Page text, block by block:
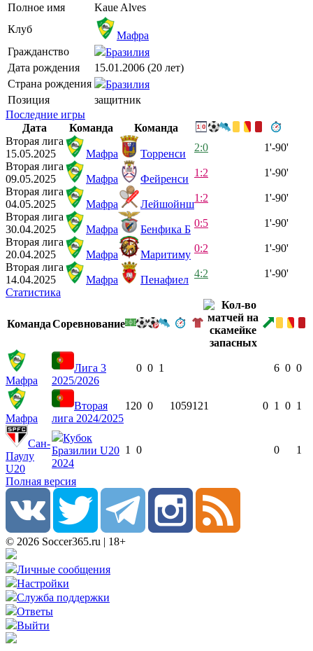
Полное имя
Kaue Alves
Клуб
Мафра
Гражданство
Бразилия
Дата рождения
15.01.2006 (20 лет)
Страна рождения
Бразилия
Позиция
защитник
Последние игры
Дата
Команда
Команда
Вторая лига
15.05.2025
Мафра Торренси
2:0
1'-90'
Вторая лига
09.05.2025
Мафра Фейренси
1:2
1'-90'
Вторая лига
04.05.2025
Мафра Лейшойнш
1:2
1'-90'
Вторая лига
30.04.2025
Мафра Бенфика Б
0:5
1'-90'
Вторая лига
20.04.2025
Мафра Маритиму
0:2
1'-90'
Вторая лига
14.04.2025
Мафра Пенафиел
4:2
1'-90'
Статистика
КомандаСоревнование
Мафра
Лига 3
2025/2026
0 0 1 6 0 0
Мафра
Вторая
лига 2024/2025
120 0 1059121 0 1 0 1
Сан-
Паулу
U20
Кубок
Бразилии U20
2024
1 0 0 1
Полная версия
© 2026 Soccer365.ru | 18+
Личные сообщения
Настройки
Служба поддержки
Ответы
Выйти